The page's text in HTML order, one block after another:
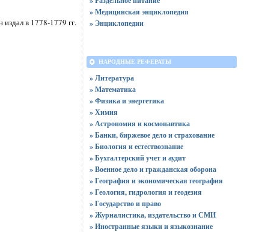
в 1778-1779 гг.
» Медицинская энциклопедия
» Энциклопедии
НАРОДНЫЕ РЕФЕРАТЫ
» Литература
» Математика
» Физика и энергетика
» Химия
» Астрономия и космонавтика
» Банки, биржевое дело и страхование
» Биология и естествознание
» Бухгалтерский учет и аудит
» Военное дело и гражданская оборона
» География и экономическая география
» Геология, гидрология и геодезия
» Государство и право
» Журналистика, издательство и СМИ
» Иностранные языки и языкознание